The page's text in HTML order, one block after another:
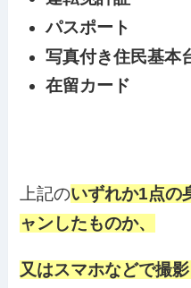
パスポート
写真付き住民基本
在留カード
上記のいずれか1点の
ャンしたものか、
又はスマホなどで撮